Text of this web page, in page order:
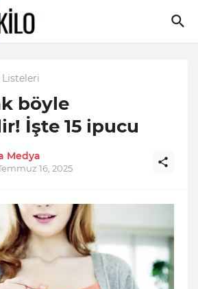
böyle
İşte 15 ipucu
Medya
16, 2025